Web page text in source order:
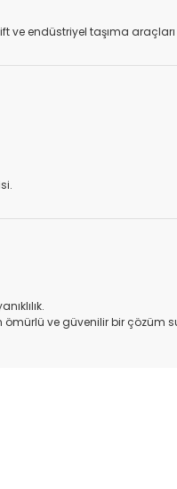
ve endüstriyel taşıma
ömürlü ve güvenilir bir